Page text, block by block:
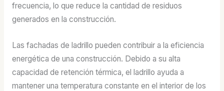
frecuencia, lo que reduce la cantidad de residuos
generados en la construcción.
Las fachadas de ladrillo pueden contribuir a la eficiencia
energética de una construcción. Debido a su alta
capacidad de retención térmica, el ladrillo ayuda a
mantener una temperatura constante en el interior de los